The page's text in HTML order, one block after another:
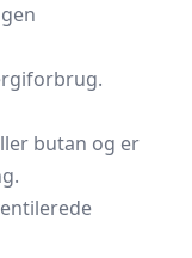
butan og er